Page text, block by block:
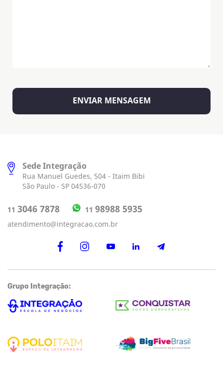
Sede Integração
Rua Manuel Guedes, 504 - Itaim Bibi
São Paulo - SP 04536-070
11 3046 7878 11 98988 5935
atendimento@integracao.com.br
Grupo Integração: